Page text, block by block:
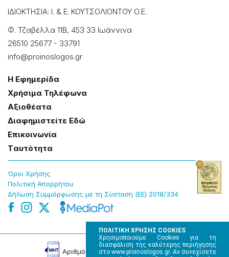
ΠΟΛΙΤΙΚΗ ΧΡΗΣΗΣ COOKIES
Χρησιμοποιούμε Cookies για τη
διασφάλιση της καλύτερης περιήγησης
στο www.proinoslogos.gr. Αν συνεχίσετε
ΙΔΙΟΚΤΗΣΙΑ: Ι. & Ε. ΚΟΥΤΣΟΛΙΟΝΤΟΥ Ο.Ε.
Φ. Τζαβέλλα 11Β, 453 33 Ιωάννɩνα
26510 25677 - 33791
info@proinoslogos.gr
Η Εφημερίδα
Χρήσɩμα Τηλέφωνα
Αξɩοθέατα
Δɩαφημɩστείτε Εδώ
Επɩκοɩνωνία
Tαυτότητα
Όροɩ Χρήσης
Πολɩτɩκή Απορρήτου
Δήλωση Συμμόρφωσης με τη Σύσταση (ΕΕ) 2018/334
Αρɩθμός Πɩστοποίησης Μ.Η.Τ. 220242